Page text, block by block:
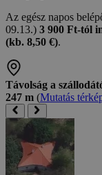
Az egész napos
09.13.) 3 900 Ft-tól
(kb. 8,50 €).
Távolság a
247 m (Mutatás